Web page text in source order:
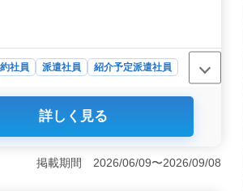
社員 派遣社員
紹介予定派遣社員
す。年収500万円〜700万円と安
も完備しています。 ＜豊富な業務
詳しく見る
掲載期間 2026/06/09〜2026/09/08